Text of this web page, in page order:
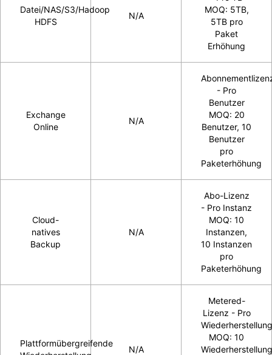
Datei/NAS/S3/Hadoop
HDFS
N/A
MOQ: 5TB,
5TB pro
Paket
Erhöhung
Exchange
Online
N/A
- Pro
Benutzer
MOQ: 20
Benutzer, 10
Benutzer
pro
Paketerhöhung
Cloud-
natives
Backup
N/A
Abo-Lizenz
- Pro Instanz
MOQ: 10
Instanzen,
10 Instanzen
pro
Paketerhöhung
Plattformübergreifende
N/A
Metered-
Lizenz - Pro
Wiederherstellung
MOQ: 10